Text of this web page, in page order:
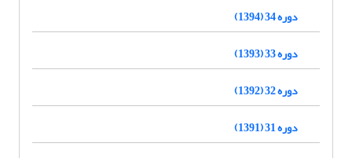
دوره 34 (1394)
دوره 33 (1393)
دوره 32 (1392)
دوره 31 (1391)